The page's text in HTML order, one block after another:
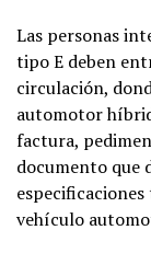
Las personas
tipo E deben
circulación,
automotor
factura,
documento que
vehículo